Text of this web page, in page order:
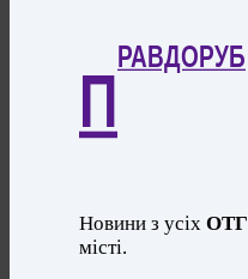
П
РАВДОРУБ
Новини з усіхОТГ
місті.